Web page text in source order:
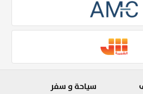
سياحة و سفر